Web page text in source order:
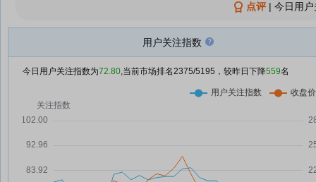
依依股份7月29日快速反弹
依依股份7月27日开盘跌幅达5%
07-27
美容护理行业7月24日资金流向日
依依股份7月24日快速反弹
06-23
06-23
点评| 今日用
用户关注指数
今日用户关注指数为72.80,当前市场排名2375/5195，较昨日下降559名